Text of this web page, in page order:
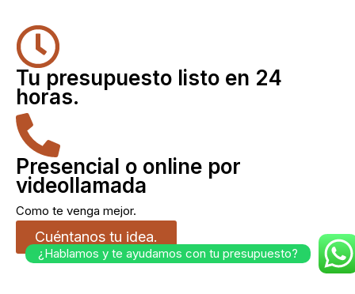
Tu presupuesto listo en 24
horas.
Presencial o online por
videollamada
Como te venga mejor.
Cuéntanos tu idea.
¿Hablamos y te ayudamos con tu presupuesto?